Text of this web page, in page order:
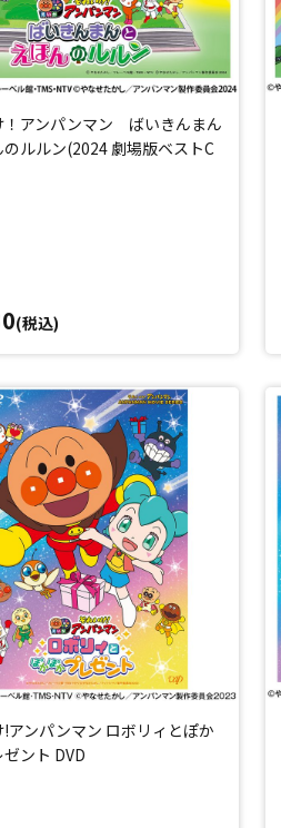
！アンパンマン ばいきんまん
のルルン(2024 劇場版ベストC
(税込)
アンパンマン ロボリィとぽか
ント DVD